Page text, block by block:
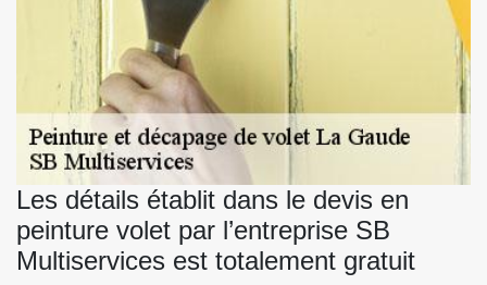
Les détails établit dans le devis en
peinture volet par l’entreprise SB
Multiservices est totalement gratuit